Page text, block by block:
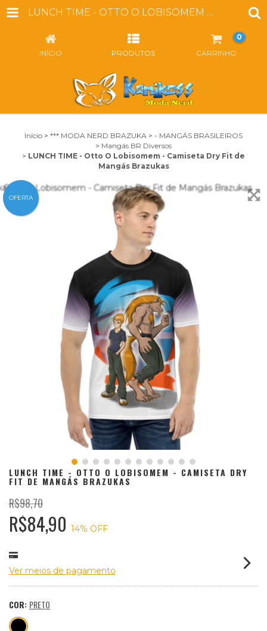
LUNCH TIME - OTTO O LOBISOMEM - CAMISETA DRY FIT DE MANGÁS BRAZUKAS
INÍCIO PRODUTOS CARRINHO
0
Início > *** MODA NERD BRAZUKA > - MANGÁS BRASILEIROS
> Mangás BR Diversos
> LUNCH TIME - Otto O Lobisomem - Camiseta Dry Fit de
Mangás Brazukas
OFERTA
LUNCH TIME - OTTO O LOBISOMEM - CAMISETA DRY
FIT DE MANGÁS BRAZUKAS
R$98,70
R$84,90 14% OFF
Ver meios de pagamento
COR: PRETO